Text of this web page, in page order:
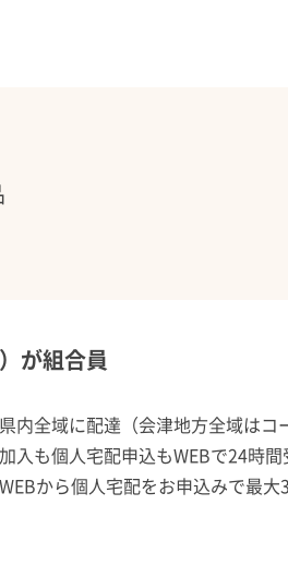
が組合員
内全域に配達（会津地方全域はコ
入も個人宅配申込もWEBで24時間
から個人宅配をお申込みで最